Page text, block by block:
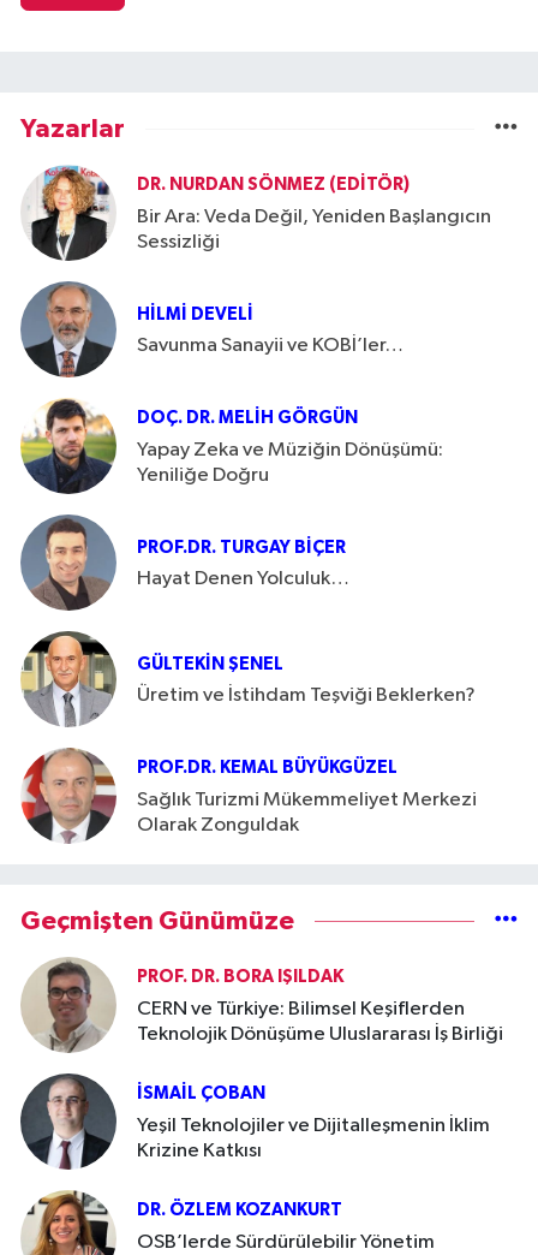
Yazarlar
DR. NURDAN SÖNMEZ (EDITÖR)
Bir Ara: Veda Değil, Yeniden Başlangıcın
Sessizliği
HILMI DEVELI
Savunma Sanayii ve KOBİ’ler…
DOÇ. DR. MELIH GÖRGÜN
Yapay Zeka ve Müziğin Dönüşümü:
Yeniliğe Doğru
PROF.DR. TURGAY BIÇER
Hayat Denen Yolculuk…
GÜLTEKIN ŞENEL
Üretim ve İstihdam Teşviği Beklerken?
PROF.DR. KEMAL BÜYÜKGÜZEL
Sağlık Turizmi Mükemmeliyet Merkezi
Olarak Zonguldak
Geçmişten Günümüze
PROF. DR. BORA IŞILDAK
CERN ve Türkiye: Bilimsel Keşiflerden
Teknolojik Dönüşüme Uluslararası İş Birliği
İSMAIL ÇOBAN
Yeşil Teknolojiler ve Dijitalleşmenin İklim
Krizine Katkısı
DR. ÖZLEM KOZANKURT
OSB’lerde Sürdürülebilir Yönetim